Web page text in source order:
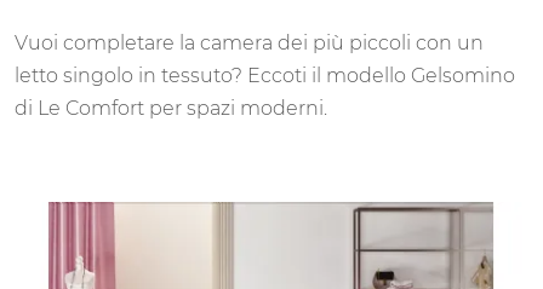
Vuoi completare la camera dei più piccoli con un
letto singolo in tessuto? Eccoti il modello Gelsomino
di Le Comfort per spazi moderni.